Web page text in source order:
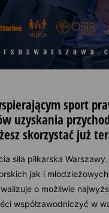
sport
uzyskania
skorzystać już
siła piłkarska
jak i
o możliwie
współzawodniczyć w